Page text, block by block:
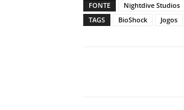
FONTE
Nightdive Studios
TAGS
BioShock Jogos